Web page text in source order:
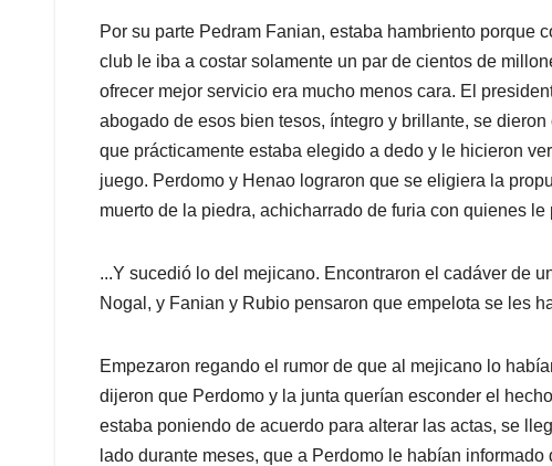
Por su parte Pedram Fanian, estaba hambriento porque
club le iba a costar solamente un par de cientos de
ofrecer mejor servicio era mucho menos cara. El
abogado de esos bien tesos, íntegro y brillante, se
que prácticamente estaba elegido a dedo y le hicieron
juego. Perdomo y Henao lograron que se eligiera la
muerto de la piedra, achicharrado de furia con quienes le
...Y sucedió lo del mejicano. Encontraron el cadáver de
Nogal, y Fanian y Rubio pensaron que empelota se les
Empezaron regando el rumor de que al mejicano lo
dijeron que Perdomo y la junta querían esconder el
estaba poniendo de acuerdo para alterar las actas, se
lado durante meses, que a Perdomo le habían